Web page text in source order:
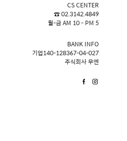
CS CENTER
☎ 02.3142.4849
월-금 AM 10 - PM 5
BANK INFO
기업140-128367-04-027
주식회사 무엔